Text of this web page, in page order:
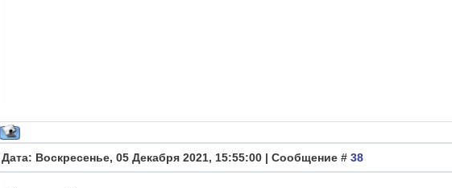
Дата: Воскресенье, 05 Декабря 2021, 15:55:00 | Сообщение # 38